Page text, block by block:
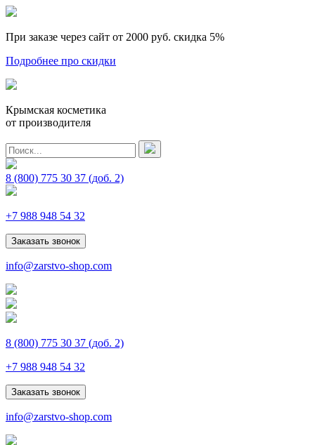
При заказе через сайт от 2000 руб. скидка 5%
Подробнее про скидки
Крымская косметика
от производителя
8 (800) 775 30 37 (доб. 2)
+7 988 948 54 32
Заказать звонок
info@zarstvo-shop.com
8 (800) 775 30 37 (доб. 2)
+7 988 948 54 32
Заказать звонок
info@zarstvo-shop.com